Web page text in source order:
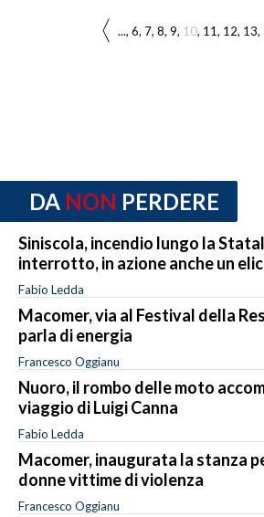
... 6 7 8 9 10 11 12 13
DA NON PERDERE
Siniscola, incendio lungo la
interrotto, in azione anche un
Fabio Ledda
Macomer, via al Festival della
parla di energia
Francesco Oggianu
Nuoro, il rombo delle moto
viaggio di Luigi Canna
Fabio Ledda
Macomer, inaugurata la stanza
donne vittime di violenza
Francesco Oggianu